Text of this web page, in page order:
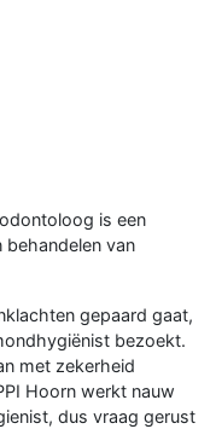
is een
behandelen van
gepaard gaat,
bezoekt.
met zekerheid
Hoorn werkt nauw
dus vraag gerust